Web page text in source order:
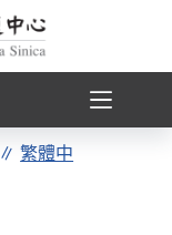
∥繁體中